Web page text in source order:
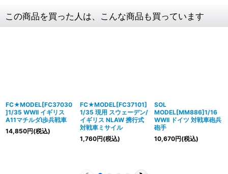
この商品を買った人は、こんな商品も買っています
FC★MODEL[FC37030
]1/35 WWII イギリス
A11マチルダI歩兵戦車
14,850円(税込)
FC★MODEL[FC37101]
1/35 現用 スウェーデン/
イギリス NLAW 携行式
対戦車ミサイル
1,760円(税込)
SOL
MODEL[MM886]1/16
WWII ドイツ 対戦車砲兵
砲手
10,670円(税込)